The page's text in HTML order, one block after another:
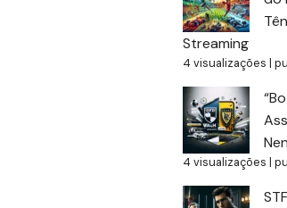
Streaming
4 visualizações |
4 visualizações |